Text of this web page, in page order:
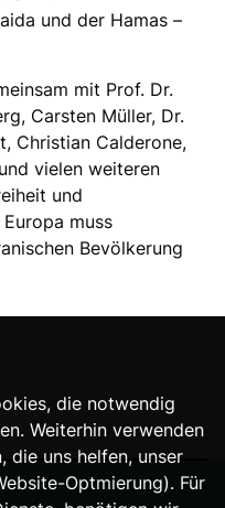
und der Hamas –
mit Prof. Dr.
Carsten Müller, Dr.
Christian Calderone,
vielen weiteren
und
muss
Bevölkerung
die notwendig
Weiterhin verwenden
die uns helfen, unser
Optmierung). Für